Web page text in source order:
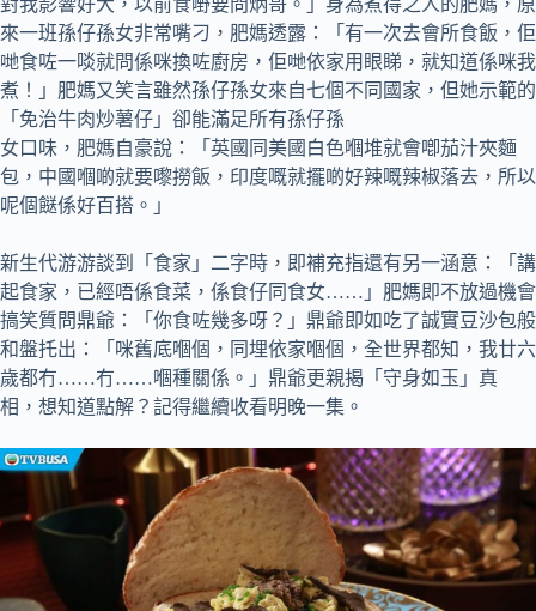
對我影響好大，以前食嘢要問炳哥。」身為煮得之人的肥媽，原
來一班孫仔孫女非常嘴刁，肥媽透露：「有一次去會所食飯，佢
哋食咗一啖就問係咪換咗廚房，佢哋依家用眼睇，就知道係咪我
煮！」肥媽又笑言雖然孫仔孫女來自七個不同國家，但她示範的
「免治牛肉炒薯仔」卻能滿足所有孫仔孫
女口味，肥媽自豪說：「英國同美國白色嗰堆就會喞茄汁夾麵
包，中國嗰啲就要嚟撈飯，印度嘅就擺啲好辣嘅辣椒落去，所以
呢個餸係好百搭。」
新生代游游談到「食家」二字時，即補充指還有另一涵意：「講
起食家，已經唔係食菜，係食仔同食女……」肥媽即不放過機會
搞笑質問鼎爺：「你食咗幾多呀？」鼎爺即如吃了誠實豆沙包般
和盤托出：「咪舊底嗰個，同埋依家嗰個，全世界都知，我廿六
歲都冇……冇……嗰種關係。」鼎爺更親揭「守身如玉」真
相，想知道點解？記得繼續收看明晚一集。